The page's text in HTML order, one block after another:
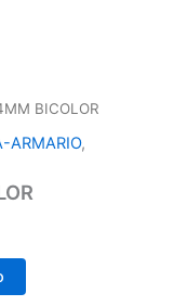
BICOLOR
ARMARIO,